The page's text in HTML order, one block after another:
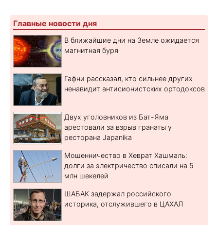
Главные новости дня
В ближайшие дни на Земле ожидается
магнитная буря
Гафни рассказал, кто сильнее других
ненавидит антисионистских ортодоксов
Двух уголовников из Бат-Яма
арестовали за взрыв гранаты у
ресторана Japanika
Мошенничество в Хеврат Хашмаль:
долги за электричество списали на 5
млн шекелей
ШАБАК задержал российского
историка, отслужившего в ЦАХАЛ